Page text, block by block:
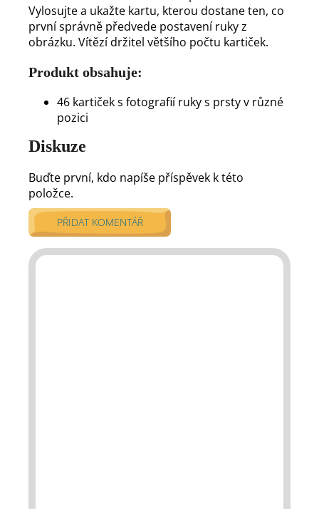
Vylosujte a ukažte kartu, kterou dostane ten, co
první správně předvede postavení ruky z
obrázku. Vítězí držitel většího počtu kartiček.
Produkt obsahuje:
46 kartiček s fotografií ruky s prsty v různé
pozici
Diskuze
Buďte první, kdo napíše příspěvek k této
položce.
PŘIDAT KOMENTÁŘ